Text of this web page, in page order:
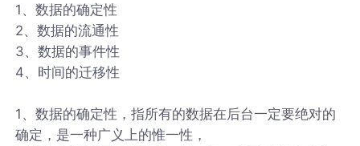
1、数据的确定性
2、数据的流通性
3、数据的事件性
4、时间的迁移性
1、数据的确定性，指所有的数据在后台一定要绝对的
确定，是一种广义上的惟一性，